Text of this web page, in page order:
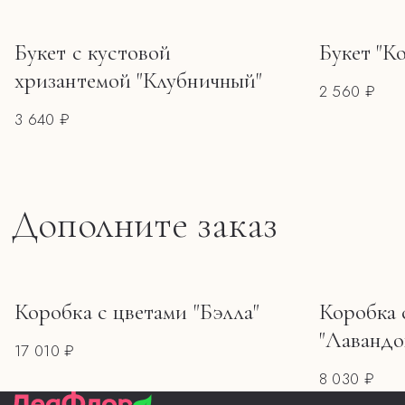
Букет с кустовой
хризантемой "Клубничный"
3 640 ₽
Букет
2 560 ₽
Дополните заказ
Коробка с цветами "Бэлла"
17 010 ₽
Коробка
8 030 ₽